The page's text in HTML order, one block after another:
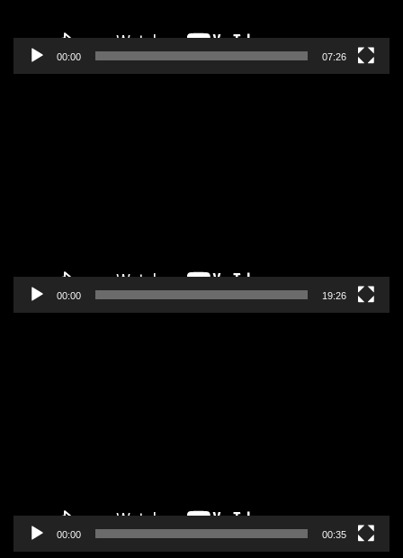
00:00 07:26
00:00 19:26
00:00 00:35